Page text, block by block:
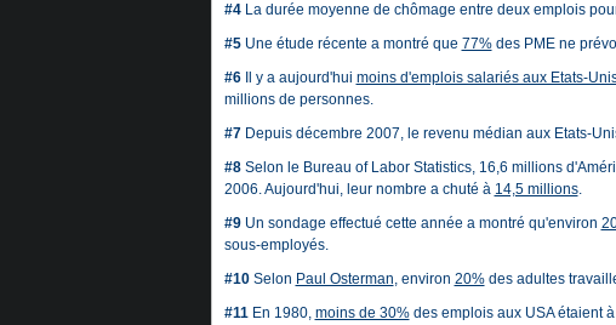
#4La durée moyenne de chômage entre deux emplois
#5Une étude récente a montré que 77%des PME ne
#6Il y a aujourd'hui moins d'emplois salariés aux Etats-
millions de personnes.
#7Depuis décembre 2007, le revenu médian aux Etats-
#8Selon le Bureau of Labor Statistics, 16,6 millions
2006. Aujourd'hui, leur nombre a chuté à 14,5 millions.
#9Un sondage effectué cette année a montré qu'environ
sous-employés.
#10Selon Paul Osterman, environ 20%des adultes
#11En 1980, moins de 30%des emplois aux USA étaient